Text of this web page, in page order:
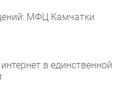
МФЦ Камчатки
в единственной